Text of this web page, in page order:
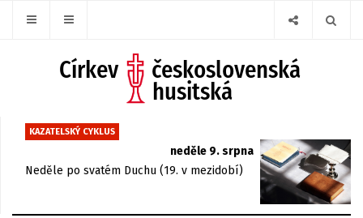
KAZATELSKÝ CYKLUS
neděle 9. srpna
Neděle po svatém Duchu (19. v mezidobí)